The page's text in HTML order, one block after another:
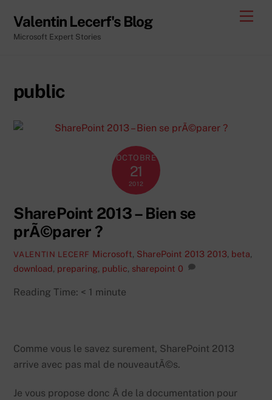
content
Valentin Lecerf's Blog
Microsoft Expert Stories
public
OCTOBRE
21
2012
SharePoint 2013 – Bien se
prÃ©parer ?
VALENTIN LECERF Microsoft, SharePoint 2013 2013, beta,
download, preparing, public, sharepoint 0
Reading Time: < 1 minute
Comme vous le savez surement, SharePoint 2013
arrive avec pas mal de nouveautÃ©s.
Je vous propose donc Â de la documentation pour